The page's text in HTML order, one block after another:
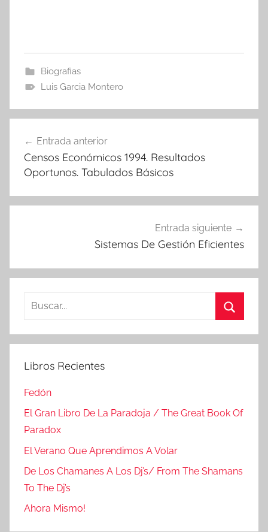
Biografias
Luis Garcia Montero
de
entradas
Entrada anterior
Censos Económicos 1994. Resultados
Oportunos. Tabulados Básicos
Entrada siguiente
Sistemas De Gestión Eficientes
Buscar:
Libros Recientes
Fedón
El Gran Libro De La Paradoja / The Great Book Of
Paradox
El Verano Que Aprendimos A Volar
De Los Chamanes A Los Dj’s/ From The Shamans
To The Dj’s
Ahora Mismo!